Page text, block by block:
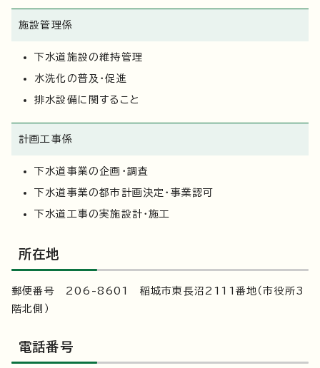
施設管理係
下水道施設の維持管理
水洗化の普及・促進
排水設備に関すること
計画工事係
下水道事業の企画・調査
下水道事業の都市計画決定・事業認可
下水道工事の実施設計・施工
所在地
郵便番号 206-8601 稲城市東長沼2111番地（市役所3
階北側）
電話番号